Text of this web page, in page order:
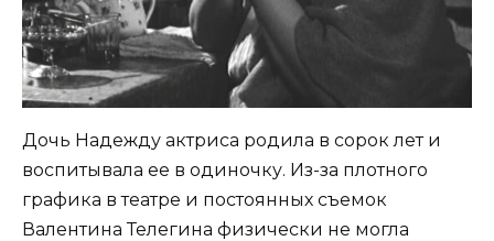
Дочь Надежду актриса родила в сорок лет и
воспитывала ее в одиночку. Из-за плотного
графика в театре и постоянных съемок
Валентина Телегина физически не могла